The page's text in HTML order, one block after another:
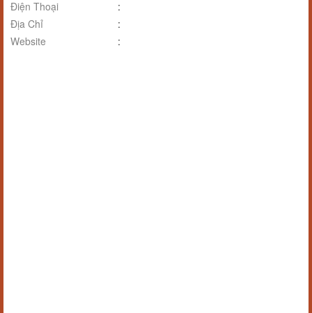
Điện Thoại
:
Địa Chỉ
:
Website
: